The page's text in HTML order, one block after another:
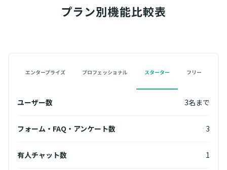
プラン別機能比較表
エンタープライズ プロフェッショナル スターター フリー
ユーザー数 3名まで
フォーム・FAQ・アンケート数 3
有人チャット数 1